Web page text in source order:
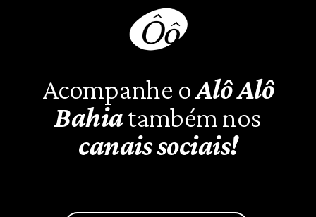
Acompanhe oAlô Alô
Bahiatambém nos
canais sociais!